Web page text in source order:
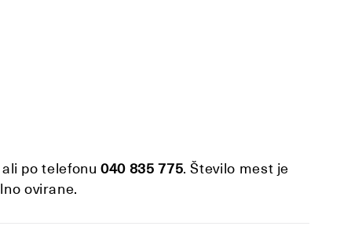
ali po telefonu040 835 775. Število mest je
ovirane.